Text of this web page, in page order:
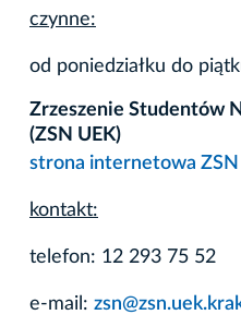
czynne:
od poniedziałku do
Zrzeszenie Studentów
(ZSN UEK)
strona internetowa ZSN
kontakt:
telefon: 12 293 75 52
e-mail: